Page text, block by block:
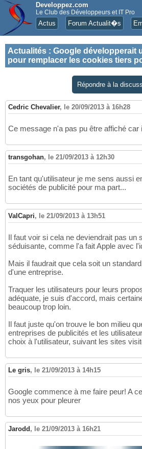
Developpez.com
Le Club des Développeurs et IT Pro
Actus Forum Actualit�s
Actualités : Google développerait
pour remplacer les cookies tiers
Répondre à la
Cedric Chevalier, le 20/09/2013 à 16h28
Ce message n'a pas pu être affiché car
transgohan, le 21/09/2013 à 12h30
En tant qu'utilisateur je me sens aussi
sociétés de publicité pour ma part...
ValCapri, le 21/09/2013 à 13h51
Il faut voir si cela ne deviendrait pas un
séduisante, comme l'a fait Apple avec
Mais il faudrait que cela soit un
d'une entreprise.
Traquer les utilisateurs pour leurs
adéquate, je suis d'accord, mais
beaucoup trop loin.
Il faut juste qu'on trouve le bon milieu
entreprises de publicités et les
choix à l'utilisateur, suivant les sites
Le gris, le 21/09/2013 à 14h15
Google commence à me faire peur! A
nos yeux pour pleurer
Jarodd , le 21/09/2013 à 16h21